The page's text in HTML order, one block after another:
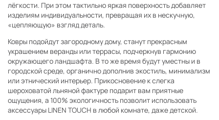
лёгкости. При этом тактильно яркая поверхность добавляет
изделиям индивидуальности, превращая их в нескучную,
«цепляющую» взгляд деталь.
Ковры подойдут загородному дому, станут прекрасным
украшением веранды или террасы, подчеркнув гармонию
окружающего ландшафта. В то же время будут уместны и в
городской среде, органично дополнив экостиль, минимализм
или этнический интерьер. Прикосновение к слегка
шероховатой льняной фактуре подарит вам приятные
ощущения, а 100% экологичность позволит использовать
аксессуары LINEN TOUCH в любой комнате, даже детской.